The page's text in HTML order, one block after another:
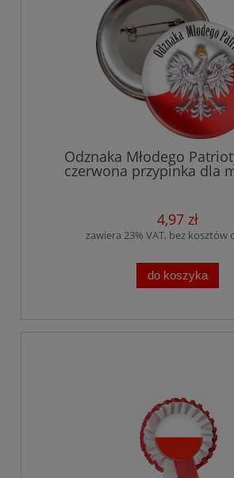
Odznaka Młodego
czerwona przypinka dla
4,97 zł
zawiera 23% VAT, bez kosztów
do koszyka